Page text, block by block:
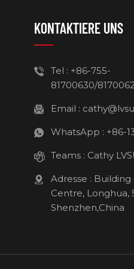
KONTAKTIERE UNS
Tel : +86-755-
81700630/
Email :
WhatsApp : +86-
Teams : Cathy
Adresse : Building
Centre, Longhua,
Shenzhen,China